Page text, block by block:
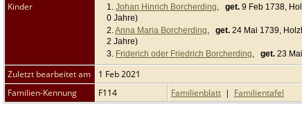
Kinder
1. Johan Hinrich Borcherding, get. 9 Feb 1738,
0 Jahre)
2.Anna Maria Borcherding, get. 24 Mai 1739,
2 Jahre)
3. Friderich oder Friedrich Borcherding, get. 23
Zuletzt bearbeitet am
1 Feb 2021
Familien-Kennung
F114 Familienblatt | Familientafel